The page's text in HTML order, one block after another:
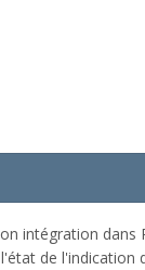
intégration
de l'indication